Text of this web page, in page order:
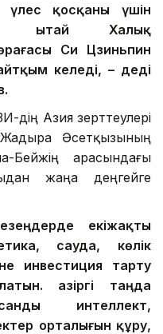
үлес қосқаны үшін
Қытай Халық
Си Цзиньпин
келеді, – деді
дің Азия зерттеулері
Әсетқызының
Бейжің арасындағы
жаңа деңгейге
екіжақты
сауда, көлік
инвестиция тарту
Қазіргі таңда
интеллект,
орталығын құру,